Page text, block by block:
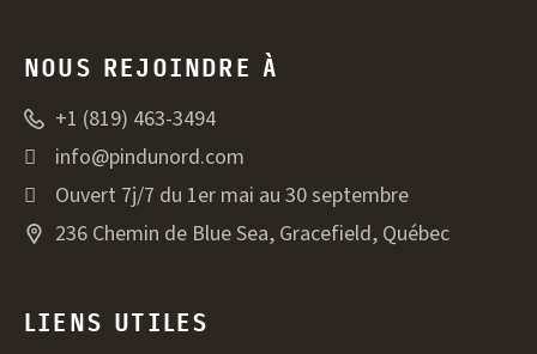
NOUS REJOINDRE À
+1 (819) 463-3494
info@pindunord.com
Ouvert 7j/7 du 1er mai au 30 septembre
236 Chemin de Blue Sea, Gracefield, Québec
LIENS UTILES